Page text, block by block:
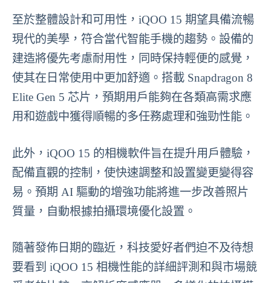
至於整體設計和可用性，iQOO 15 期望具備流暢
現代的美學，符合當代智能手機的趨勢。設備的
建造將優先考慮耐用性，同時保持輕便的感覺，
使其在日常使用中更加舒適。搭載 Snapdragon 8
Elite Gen 5 芯片，預期用戶能夠在各類高需求應
用和遊戲中獲得順暢的多任務處理和強勁性能。
此外，iQOO 15 的相機軟件旨在提升用戶體驗，
配備直觀的控制，使快速調整和設置變更變得容
易。預期 AI 驅動的增強功能將進一步改善照片
質量，自動根據拍攝環境優化設置。
隨著發佈日期的臨近，科技愛好者們迫不及待想
要看到 iQOO 15 相機性能的詳細評測和與市場競